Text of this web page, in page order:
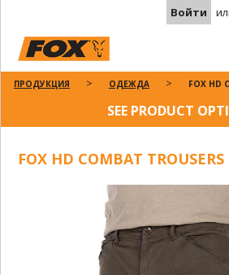
Войти
ПРОДУКЦИЯ ОДЕЖДА FOX HD
SEE PRODUCT
FOX HD COMBAT